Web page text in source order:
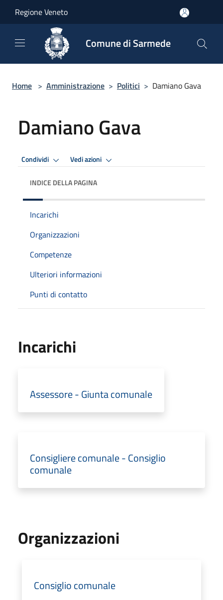
Regione Veneto
Comune di Sarmede
Home > Amministrazione > Politici > Damiano Gava
Damiano Gava
Condividi Vedi azioni
INDICE DELLA PAGINA
Incarichi
Organizzazioni
Competenze
Ulteriori informazioni
Punti di contatto
Incarichi
Assessore - Giunta comunale
Consigliere comunale - Consiglio
comunale
Organizzazioni
Consiglio comunale